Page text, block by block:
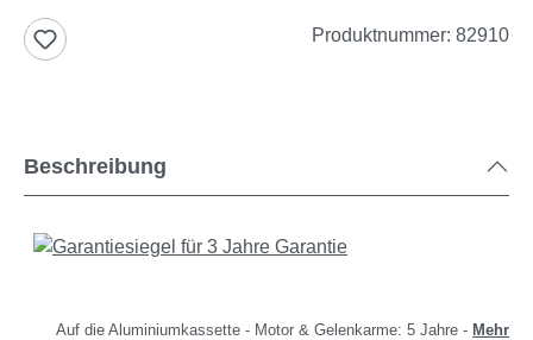
Produktnummer: 82910
Beschreibung
Auf die Aluminiumkassette - Motor & Gelenkarme: 5 Jahre - Mehr